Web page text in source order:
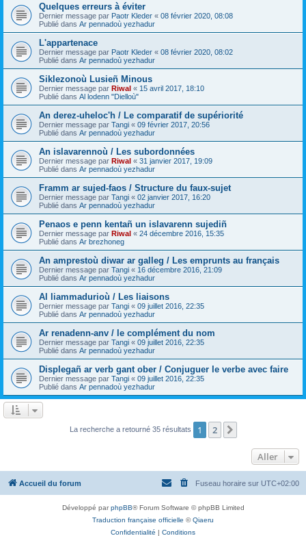
Quelques erreurs à éviter
Dernier message par Paotr Kleder « 08 février 2020, 08:08
Publié dans Ar pennadoù yezhadur
L'appartenace
Dernier message par Paotr Kleder « 08 février 2020, 08:02
Publié dans Ar pennadoù yezhadur
Siklezonoù Lusieñ Minous
Dernier message par Riwal « 15 avril 2017, 18:10
Publié dans Al lodenn "Dielloù"
An derez-uheloc'h / Le comparatif de supériorité
Dernier message par Tangi « 09 février 2017, 20:56
Publié dans Ar pennadoù yezhadur
An islavarennoù / Les subordonnées
Dernier message par Riwal « 31 janvier 2017, 19:09
Publié dans Ar pennadoù yezhadur
Framm ar sujed-faos / Structure du faux-sujet
Dernier message par Tangi « 02 janvier 2017, 16:20
Publié dans Ar pennadoù yezhadur
Penaos e penn kentañ un islavarenn sujediñ
Dernier message par Riwal « 24 décembre 2016, 15:35
Publié dans Ar brezhoneg
An amprestoù diwar ar galleg / Les emprunts au français
Dernier message par Tangi « 16 décembre 2016, 21:09
Publié dans Ar pennadoù yezhadur
Al liammadurioù / Les liaisons
Dernier message par Tangi « 09 juillet 2016, 22:35
Publié dans Ar pennadoù yezhadur
Ar renadenn-anv / le complément du nom
Dernier message par Tangi « 09 juillet 2016, 22:35
Publié dans Ar pennadoù yezhadur
Displegañ ar verb gant ober / Conjuguer le verbe avec faire
Dernier message par Tangi « 09 juillet 2016, 22:35
Publié dans Ar pennadoù yezhadur
La recherche a retourné 35 résultats 1 2
Aller
Accueil du forum Fuseau horaire sur UTC+02:00
Développé parphpBB® Forum Software © phpBB Limited
Traduction française officielle ©Qiaeru
Confidentialité | Conditions